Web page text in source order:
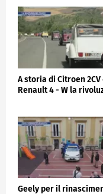
A storia di Citroen 2CV
Renault 4 - W la
Geely per il